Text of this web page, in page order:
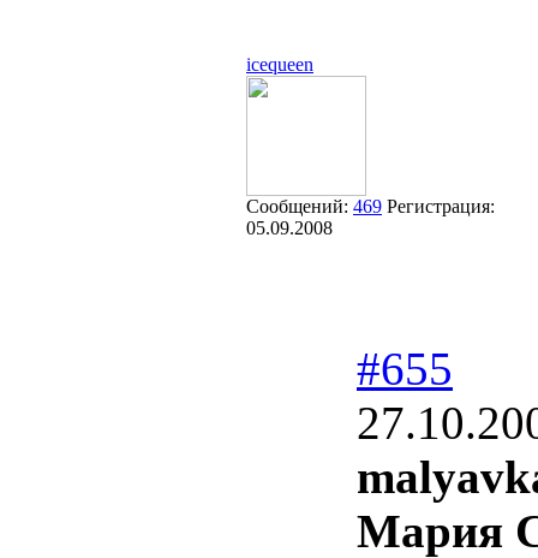
icequeen
Сообщений: 469 Регистрация:
05.09.2008
#655
Мария